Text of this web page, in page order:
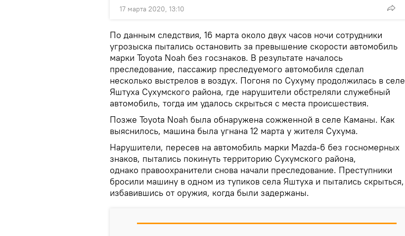
17 марта 2020, 13:10
По данным следствия, 16 марта около двух часов ночи сотрудники
угрозыска пытались остановить за превышение скорости автомобиль
марки Toyota Noah без госзнаков. В результате началось
преследование, пассажир преследуемого автомобиля сделал
несколько выстрелов в воздух. Погоня по Сухуму продолжилась в селе
Яштуха Сухумского района, где нарушители обстреляли служебный
автомобиль, тогда им удалось скрыться с места происшествия.
Позже Toyota Noah была обнаружена сожженной в селе Каманы. Как
выяснилось, машина была угнана 12 марта у жителя Сухума.
Нарушители, пересев на автомобиль марки Mazda-6 без госномерных
знаков, пытались покинуть территорию Сухумского района,
однако правоохранители снова начали преследование. Преступники
бросили машину в одном из тупиков села Яштуха и пытались скрыться,
избавившись от оружия, когда были задержаны.